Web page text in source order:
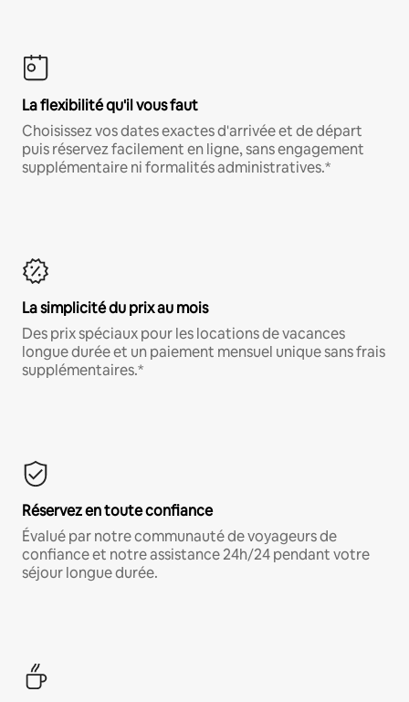
La flexibilité qu'il vous faut
Choisissez vos dates exactes d'arrivée et de départ
puis réservez facilement en ligne, sans engagement
supplémentaire ni formalités administratives.*
La simplicité du prix au mois
Des prix spéciaux pour les locations de vacances
longue durée et un paiement mensuel unique sans frais
supplémentaires.*
Réservez en toute confiance
Évalué par notre communauté de voyageurs de
confiance et notre assistance 24h/24 pendant votre
séjour longue durée.